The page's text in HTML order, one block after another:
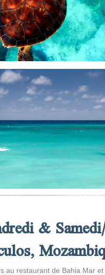
&
au restaurant de Bahia Mar et